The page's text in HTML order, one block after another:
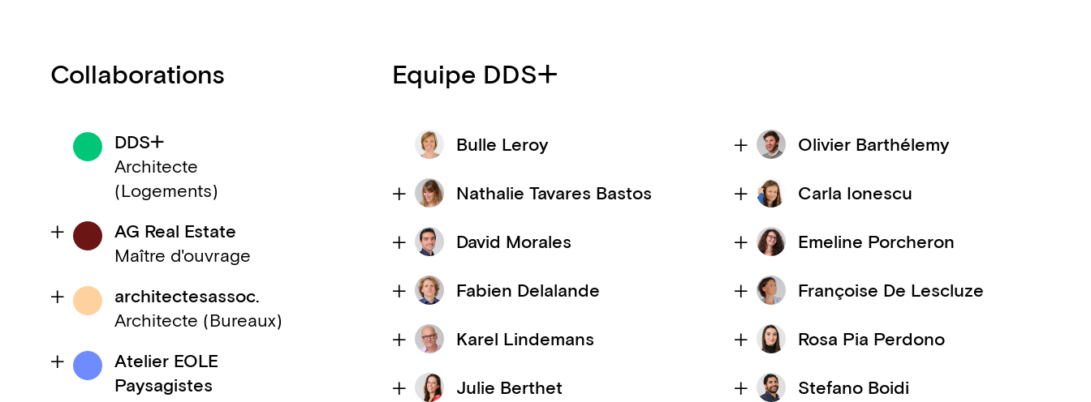
Collaborations
DDS+
Architecte
(Logements)
AG Real Estate
Maître d'ouvrage
architectesassoc.
Architecte (Bureaux)
Atelier EOLE
Paysagistes
Equipe DDS+
Bulle Leroy Olivier Barthélemy
Nathalie Tavares Bastos Carla Ionescu
David Morales Emeline Porcheron
Fabien Delalande Françoise De Lescluze
Karel Lindemans Rosa Pia Perdono
Julie Berthet Stefano Boidi